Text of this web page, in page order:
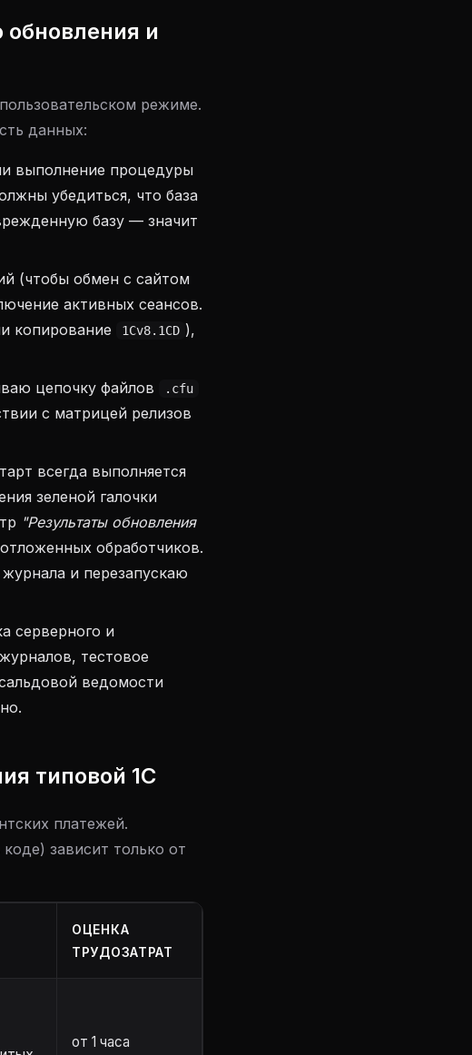
обновления и
режиме.
данных:
выполнение процедуры
убедиться, что база
базу — значит
(чтобы обмен с сайтом
активных сеансов.
копирование 1Cv8.1CD ),
цепочку файлов .cfu
с матрицей релизов
всегда выполняется
зеленой галочки
"Результаты обновления
обработчиков.
и перезапускаю
серверного и
тестовое
ведомости
типовой 1С
платежей.
зависит только от
ОЦЕНКА
ТРУДОЗАТРАТ
от 1 часа